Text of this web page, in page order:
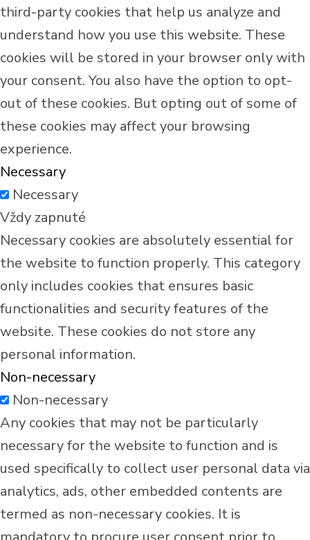
third-party cookies that help us analyze and
understand how you use this website. These
cookies will be stored in your browser only with
your consent. You also have the option to opt-
out of these cookies. But opting out of some of
these cookies may affect your browsing
experience.
Necessary
Necessary
Vždy zapnuté
Necessary cookies are absolutely essential for
the website to function properly. This category
only includes cookies that ensures basic
functionalities and security features of the
website. These cookies do not store any
personal information.
Non-necessary
Non-necessary
Any cookies that may not be particularly
necessary for the website to function and is
used specifically to collect user personal data via
analytics, ads, other embedded contents are
termed as non-necessary cookies. It is